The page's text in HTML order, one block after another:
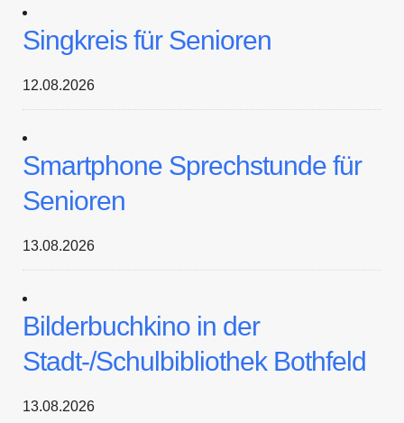
Singkreis für Senioren
12.08.2026
Smartphone Sprechstunde für
Senioren
13.08.2026
Bilderbuchkino in der
Stadt-/Schulbibliothek Bothfeld
13.08.2026